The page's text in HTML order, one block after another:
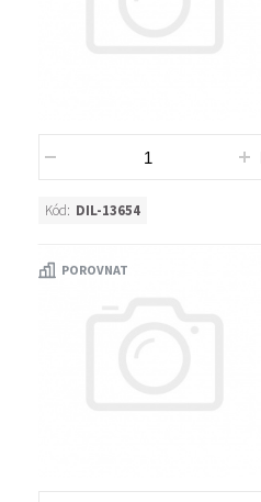
Kód: DIL-13654
POROVNAT